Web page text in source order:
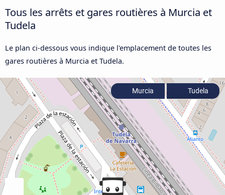
Tous les arrêts et gares routières à Murcia et
Tudela
Le plan ci-dessous vous indique l'emplacement de toutes les
gares routières à Murcia et Tudela.
Murcia Tudela